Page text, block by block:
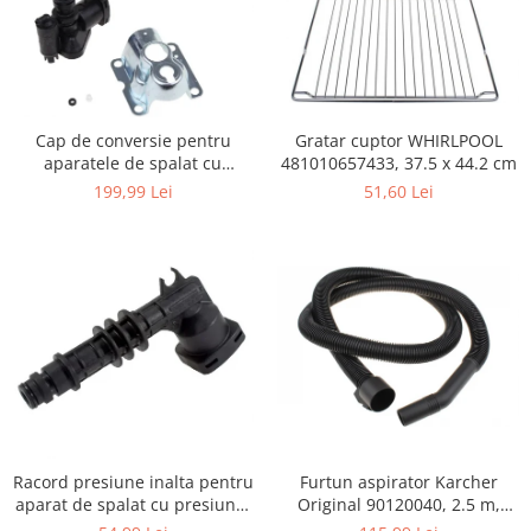
Igiena si ingrijire
Jucarii si Jocuri
Maternitate
Petshop
Accesorii animale de companie
Acvaristica
Castroane si adapatori animale
Mobila si transport animale de
Zgarzi, lese si hamuri
PC, Periferice & Software
Componente PC
Desktop PC & Monitoare
Consumabile
Periferice PC
Cap de conversie pentru
aparatele de spalat cu
presiune KARCHER K
199,99 Lei
Gratar cuptor WHIRLPOOL
481010657433, 37.5 x 44.2 cm
51,60 Lei
Racord presiune inalta pentru
aparat de spalat cu presiune,
Furtun aspirator Karcher
Original 90120040, 2.5 m,